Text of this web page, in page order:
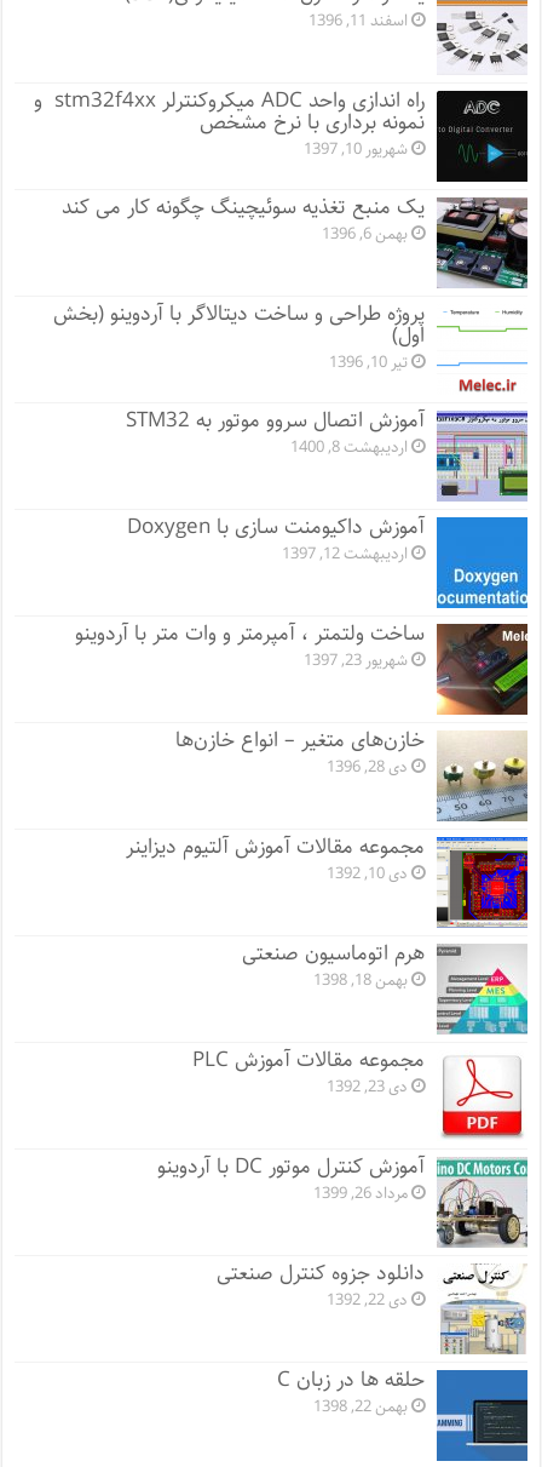
اسفند 11, 1396
راه اندازی واحد ADC میکروکنترلر stm32f4xx و
نمونه برداری با نرخ مشخص
شهریور 10, 1397
یک منبع تغذیه سوئیچینگ چگونه کار می کند
بهمن 6, 1396
پروژه طراحی و ساخت دیتالاگر با آردوینو (بخش
اول)
تیر 10, 1396
آموزش اتصال سروو موتور به STM32
اردیبهشت 8, 1400
آموزش داکیومنت سازی با Doxygen
اردیبهشت 12, 1397
ساخت ولتمتر ، آمپرمتر و وات متر با آردوینو
شهریور 23, 1397
خازن‌های متغیر – انواع خازن‌ها
دی 28, 1396
مجموعه مقالات آموزش آلتیوم دیزاینر
دی 10, 1392
هرم اتوماسیون صنعتی
بهمن 18, 1398
مجموعه مقالات آموزش PLC
دی 23, 1392
آموزش کنترل موتور DC با آردوینو
مرداد 26, 1399
دانلود جزوه کنترل صنعتی
دی 22, 1392
حلقه ها در زبان C
بهمن 22, 1398